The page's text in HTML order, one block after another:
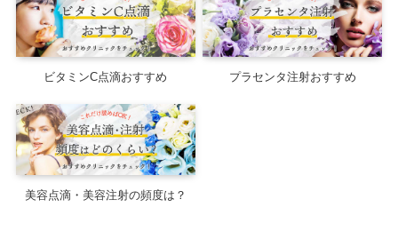
ビタミンC点滴おすすめ プラセンタ注射おすすめ
美容点滴・美容注射の頻度は？